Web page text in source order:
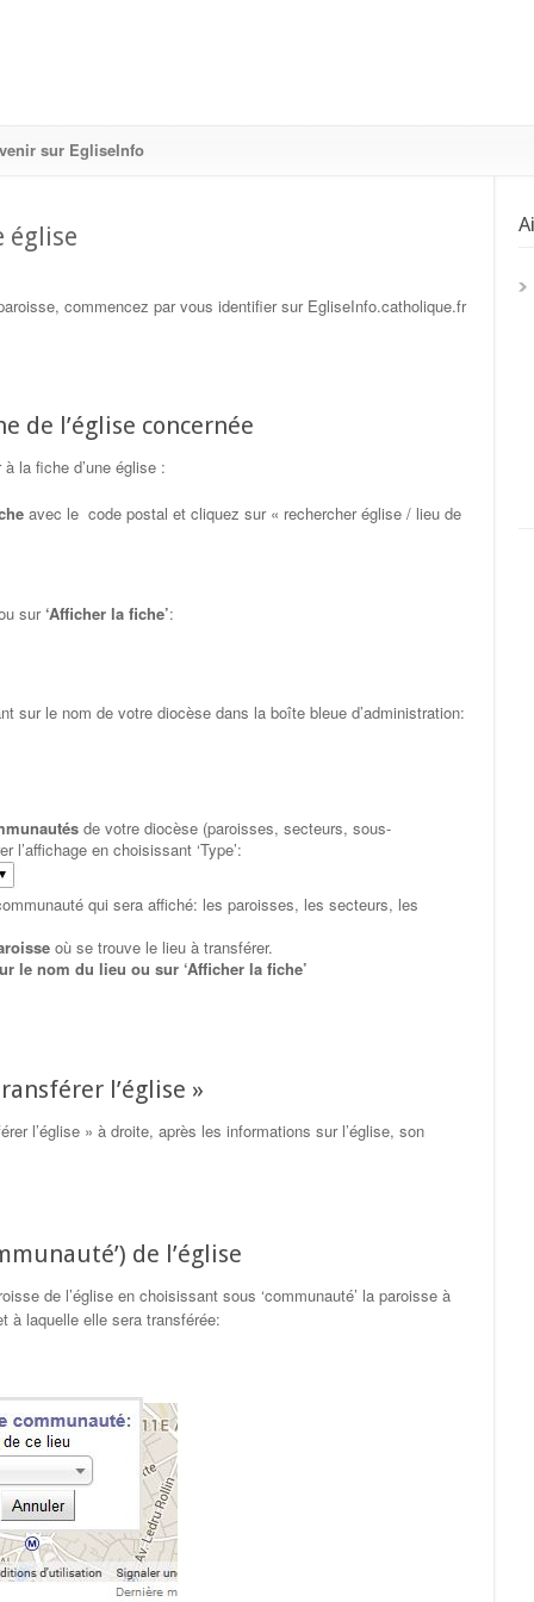
sur EgliseInfo
église
commencez par vous identifier sur EgliseInfo.catholique.fr
de l’église concernée
la fiche d’une église :
avec le code postal et cliquez sur « rechercher église / lieu de
sur‘Afficher la fiche’:
sur le nom de votre diocèse dans la boîte bleue d’administration:
de votre diocèse (paroisses, secteurs, sous-
en choisissant ‘Type’:
qui sera affiché: les paroisses, les secteurs, les
où se trouve le lieu à transférer.
le nom du lieu ou sur ‘Afficher la fiche’
l’église »
l’église » à droite, après les informations sur l’église, son
de l’église
de l’église en choisissant sous ‘communauté’ la paroisse à
à laquelle elle sera transférée: